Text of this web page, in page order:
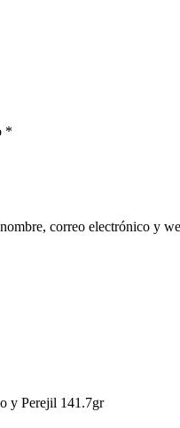
*
correo electrónico y
y Perejil 141.7gr